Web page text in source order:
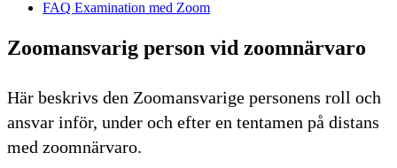
FAQ Examination med Zoom
Zoomansvarig person vid zoomnärvaro
Här beskrivs den Zoomansvarige personens roll och
ansvar inför, under och efter en tentamen på distans
med zoomnärvaro.